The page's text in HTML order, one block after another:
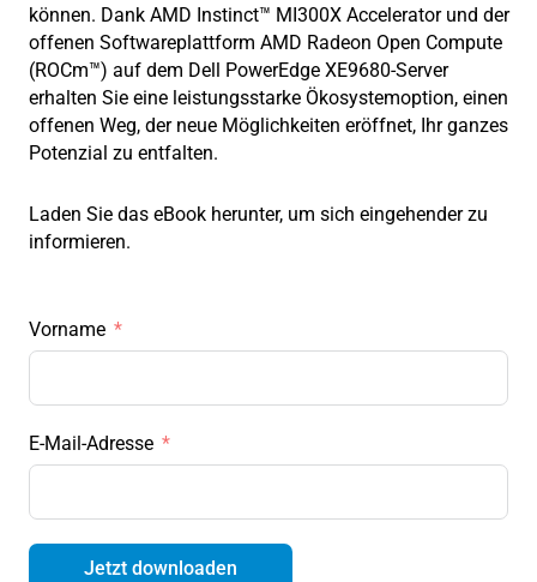
können. Dank AMD Instinct™ MI300X Accelerator und der
offenen Softwareplattform AMD Radeon Open Compute
(ROCm™) auf dem Dell PowerEdge XE9680-Server
erhalten Sie eine leistungsstarke Ökosystemoption, einen
offenen Weg, der neue Möglichkeiten eröffnet, Ihr ganzes
Potenzial zu entfalten.
Laden Sie das eBook herunter, um sich eingehender zu
informieren.
Vorname
E-Mail-Adresse
Jetzt downloaden